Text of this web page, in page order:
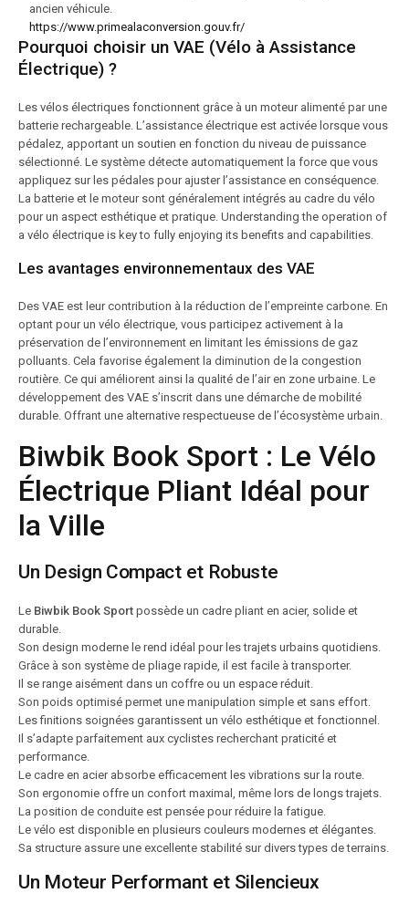
ancien véhicule.
https://www.primealaconversion.gouv.fr/
Pourquoi choisir un VAE (Vélo à Assistance
Électrique) ?
Les vélos électriques fonctionnent grâce à un moteur alimenté par une
batterie rechargeable. L’assistance électrique est activée lorsque vous
pédalez, apportant un soutien en fonction du niveau de puissance
sélectionné. Le système détecte automatiquement la force que vous
appliquez sur les pédales pour ajuster l’assistance en conséquence.
La batterie et le moteur sont généralement intégrés au cadre du vélo
pour un aspect esthétique et pratique. Understanding the operation of
a vélo électrique is key to fully enjoying its benefits and capabilities.
Les avantages environnementaux des VAE
Des VAE est leur contribution à la réduction de l’empreinte carbone. En
optant pour un vélo électrique, vous participez activement à la
préservation de l’environnement en limitant les émissions de gaz
polluants. Cela favorise également la diminution de la congestion
routière. Ce qui améliorent ainsi la qualité de l’air en zone urbaine. Le
développement des VAE s’inscrit dans une démarche de mobilité
durable. Offrant une alternative respectueuse de l’écosystème urbain.
Biwbik Book Sport : Le Vélo
Électrique Pliant Idéal pour
la Ville
Un Design Compact et Robuste
Le Biwbik Book Sport possède un cadre pliant en acier, solide et
durable.
Son design moderne le rend idéal pour les trajets urbains quotidiens.
Grâce à son système de pliage rapide, il est facile à transporter.
Il se range aisément dans un coffre ou un espace réduit.
Son poids optimisé permet une manipulation simple et sans effort.
Les finitions soignées garantissent un vélo esthétique et fonctionnel.
Il s’adapte parfaitement aux cyclistes recherchant praticité et
performance.
Le cadre en acier absorbe efficacement les vibrations sur la route.
Son ergonomie offre un confort maximal, même lors de longs trajets.
La position de conduite est pensée pour réduire la fatigue.
Le vélo est disponible en plusieurs couleurs modernes et élégantes.
Sa structure assure une excellente stabilité sur divers types de terrains.
Un Moteur Performant et Silencieux